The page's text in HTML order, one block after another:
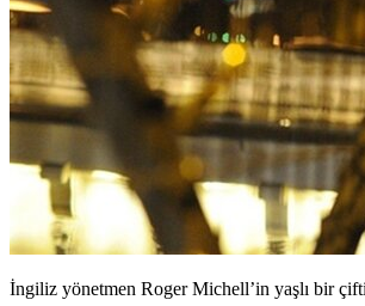
İngiliz yönetmen Roger Michell’in yaşlı bir